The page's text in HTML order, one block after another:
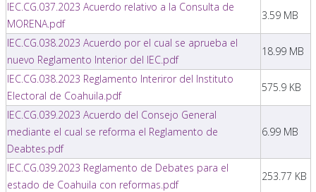
IEC.CG.037.2023 Acuerdo relativo a la Consulta de
MORENA.pdf
3.59 MB
IEC.CG.038.2023 Acuerdo por el cual se aprueba el
nuevo Reglamento Interior del IEC.pdf
18.99 MB
IEC.CG.038.2023 Reglamento Interiror del Instituto
Electoral de Coahuila.pdf
575.9 KB
IEC.CG.039.2023 Acuerdo del Consejo General
mediante el cual se reforma el Reglamento de
Deabtes.pdf
6.99 MB
IEC.CG.039.2023 Reglamento de Debates para el
estado de Coahuila con reformas.pdf
253.77 KB